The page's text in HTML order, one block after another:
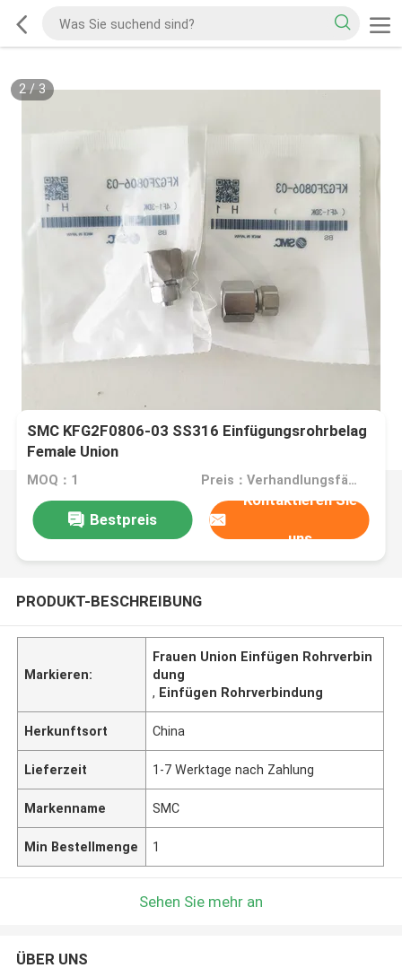
2/ 3
SMC KFG2F0806-03 SS316 Einfügungsrohrbelag
Female Union
MOQ：1 Preis：Verhandlungsfähig
Bestpreis
Kontaktieren Sie
uns
PRODUKT-BESCHREIBUNG
Markieren:
Frauen Union Einfügen Rohrverbin
dung
, Einfügen Rohrverbindung
Herkunftsort China
Lieferzeit 1-7 Werktage nach Zahlung
Markenname SMC
Min Bestellmenge 1
Sehen Sie mehr an
ÜBER UNS